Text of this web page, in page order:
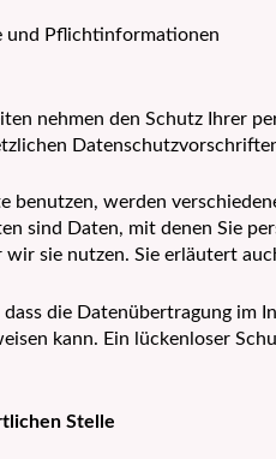
und Pflichtinformationen
nehmen den Schutz Ihrer
benutzen, werden
sind Daten, mit denen Sie
sie nutzen. Sie erläutert
die Datenübertragung im
kann. Ein lückenloser
Stelle